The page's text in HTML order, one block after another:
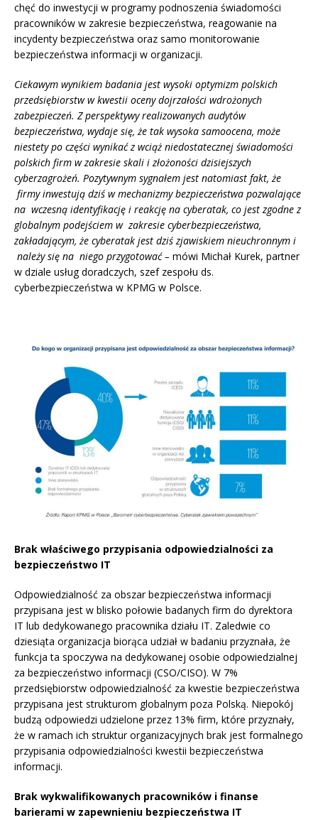
chęć do inwestycji w programy podnoszenia świadomości
pracowników w zakresie bezpieczeństwa, reagowanie na
incydenty bezpieczeństwa oraz samo monitorowanie
bezpieczeństwa informacji w organizacji.
Ciekawym wynikiem badania jest wysoki optymizm polskich
przedsiębiorstw w kwestii oceny dojrzałości wdrożonych
zabezpieczeń. Z perspektywy realizowanych audytów
bezpieczeństwa, wydaje się, że tak wysoka samoocena, może
niestety po części wynikać z wciąż niedostatecznej świadomości
polskich firm w zakresie skali i złożoności dzisiejszych
cyberzagrożeń. Pozytywnym sygnałem jest natomiast fakt, że
firmy inwestują dziś w mechanizmy bezpieczeństwa pozwalające
na wczesną identyfikację i reakcję na cyberatak, co jest zgodne z
globalnym podejściem w zakresie cyberbezpieczeństwa,
zakładającym, że cyberatak jest dziś zjawiskiem nieuchronnym i
należy się na niego przygotować – mówi Michał Kurek, partner
w dziale usług doradczych, szef zespołu ds.
cyberbezpieczeństwa w KPMG w Polsce.
Brak właściwego przypisania odpowiedzialności za
bezpieczeństwo IT
Odpowiedzialność za obszar bezpieczeństwa informacji
przypisana jest w blisko połowie badanych firm do dyrektora
IT lub dedykowanego pracownika działu IT. Zaledwie co
dziesiąta organizacja biorąca udział w badaniu przyznała, że
funkcja ta spoczywa na dedykowanej osobie odpowiedzialnej
za bezpieczeństwo informacji (CSO/CISO). W 7%
przedsiębiorstw odpowiedzialność za kwestie bezpieczeństwa
przypisana jest strukturom globalnym poza Polską. Niepokój
budzą odpowiedzi udzielone przez 13% firm, które przyznały,
że w ramach ich struktur organizacyjnych brak jest formalnego
przypisania odpowiedzialności kwestii bezpieczeństwa
informacji.
Brak wykwalifikowanych pracowników i finanse
barierami w zapewnieniu bezpieczeństwa IT